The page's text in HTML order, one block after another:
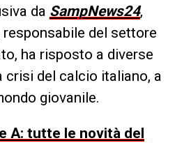
da SampNews24,
responsabile del settore
ha risposto a diverse
crisi del calcio italiano, a
giovanile.
A: tutte le novità del